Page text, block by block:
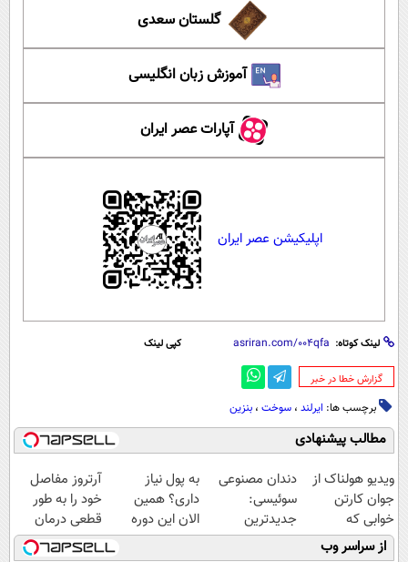
گلستان سعدی
آموزش زبان انگلیسی
آپارات عصر ایران
اپلیکیشن عصر ایران
لینک کوتاه: کپی لینک
‌گزارش خطا در خبر
برچسب ها: ایرلند ، سوخت ، بنزین
مطالب پیشنهادی
ویدیو هولناک از
جوان کارتن
خوابی که
میلیاردر شد.
دندان مصنوعی
سوئیسی:
جدیدترین
فناوری اروپا،
به پول نیاز
داری؟ همین
الان این دوره
رایگان رو شرکت
آرتروز مفاصل
خود را به طور
قطعی درمان
کنید!
از سراسر وب